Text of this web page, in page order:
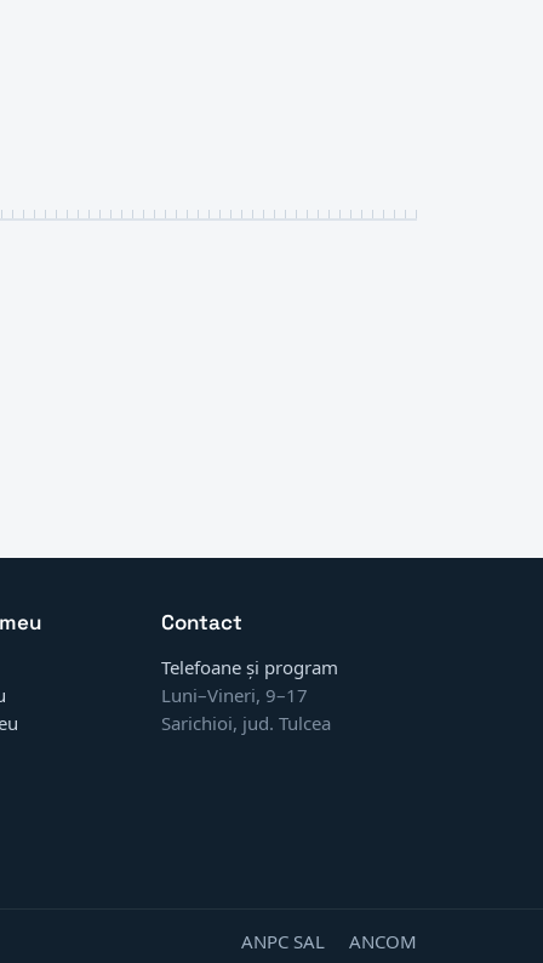
Contact
Telefoane și program
Luni–Vineri, 9–17
Sarichioi, jud. Tulcea
ANPC SAL ANCOM